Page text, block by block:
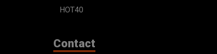
HOT40
Contact